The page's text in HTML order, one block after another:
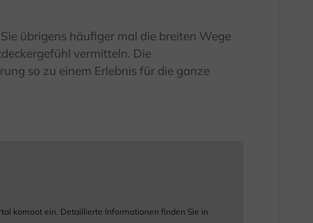
übrigens häufiger mal die breiten Wege
vermitteln. Die
so zu einem Erlebnis für die ganze
komoot ein. Detaillierte Informationen finden Sie in